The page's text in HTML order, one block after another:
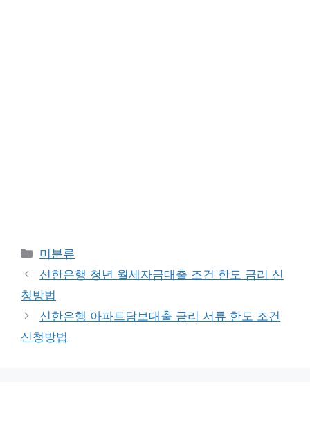
Categories
미분류
신한은행 청년 월세자금대출 조건 한도 금리 신
청방법
신한은행 아파트담보대출 금리 서류 한도 조건
신청방법